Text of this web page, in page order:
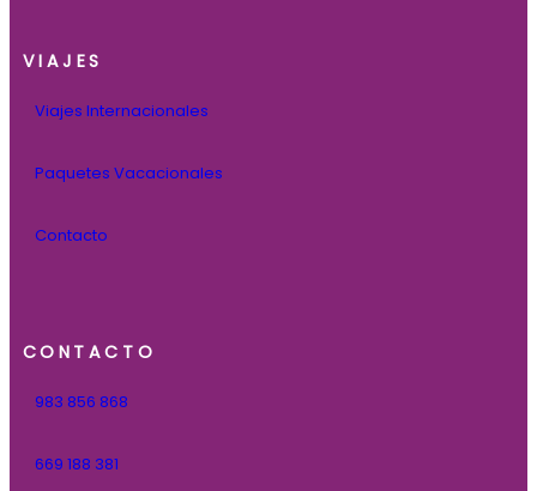
VIAJES
Viajes Internacionales
Paquetes Vacacionales
Contacto
CONTACTO
983 856 868
669 188 381